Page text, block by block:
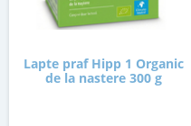
Lapte praf Hipp 1 Organic
de la nastere 300 g